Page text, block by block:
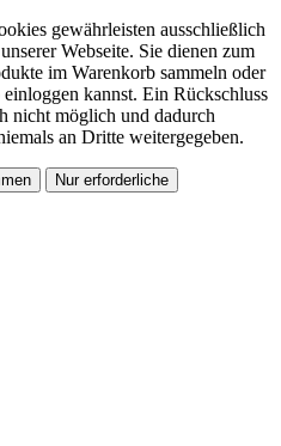
gewährleisten ausschließlich
Webseite. Sie dienen zum
im Warenkorb sammeln oder
kannst. Ein Rückschluss
nicht möglich und dadurch
an Dritte weitergegeben.
Nur erforderliche